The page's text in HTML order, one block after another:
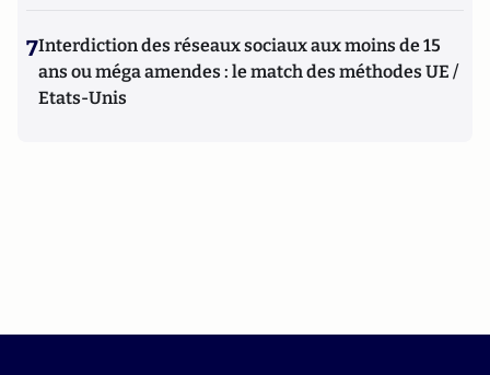
7Interdiction des réseaux sociaux aux moins de 15
ans ou méga amendes : le match des méthodes UE /
Etats-Unis